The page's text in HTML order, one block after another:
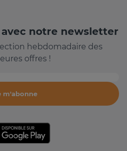
notre newsletter
hebdomadaire des
offres !
m'abonne